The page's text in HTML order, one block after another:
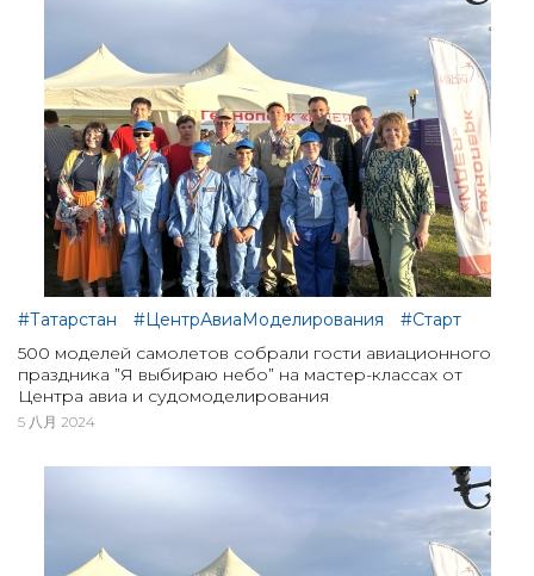
#Татарстан #ЦентрАвиаМоделирования
#Старт
500 моделей самолетов собрали гости авиационного
праздника ”Я выбираю небо” на мастер-классах от
Центра авиа и судомоделирования
5 八月 2024